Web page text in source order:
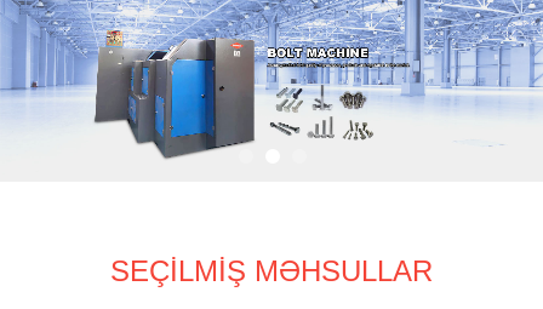
SEÇILMIŞ MƏHSULLAR